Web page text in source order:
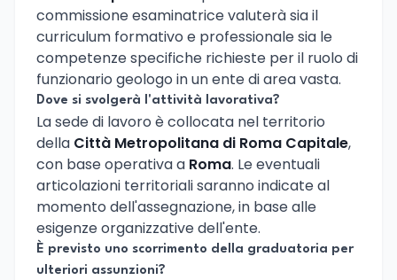
commissione esaminatrice valuterà sia il
curriculum formativo e professionale sia le
competenze specifiche richieste per il ruolo di
funzionario geologo in un ente di area vasta.
Dove si svolgerà l'attività lavorativa?
La sede di lavoro è collocata nel territorio
della Città Metropolitana di Roma Capitale,
con base operativa a Roma. Le eventuali
articolazioni territoriali saranno indicate al
momento dell'assegnazione, in base alle
esigenze organizzative dell'ente.
È previsto uno scorrimento della graduatoria per
ulteriori assunzioni?